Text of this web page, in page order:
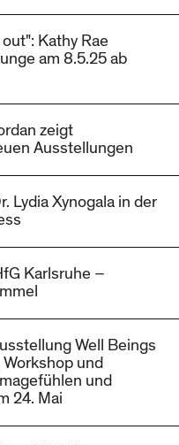
Kathy Rae
am 8.5.25 ab
zeigt
Ausstellungen
Lydia Xynogala in der
Karlsruhe –
Well Beings
und
und
24. Mai